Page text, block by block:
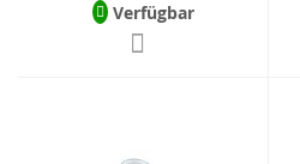
Verfügbar